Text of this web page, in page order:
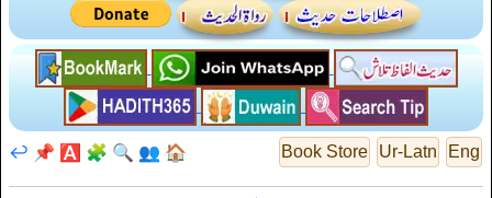
Eng
Ur-Latn
Book Store
🏠
👥
🔍
🧩
🅰️
📌
↩️